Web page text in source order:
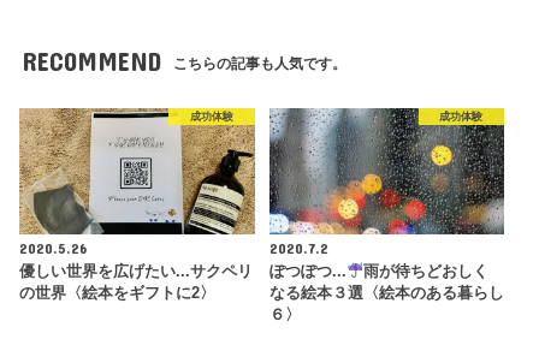
RECOMMEND こちらの記事も人気です。
成功体験
2020.5.26
優しい世界を広げたい...サクペリ
の世界〈絵本をギフトに2〉
成功体験
2020.7.2
ぽつぽつ...
雨が待ちどおしく
なる絵本３選〈絵本のある暮らし
６〉